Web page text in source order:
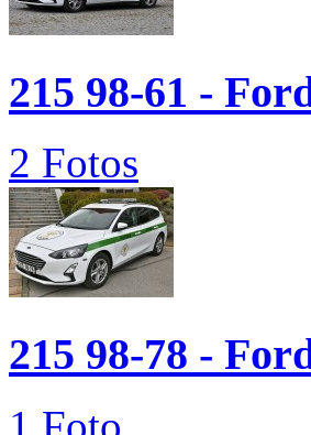
215 98-61 -
2 Fotos
215 98-78 -
1 Foto